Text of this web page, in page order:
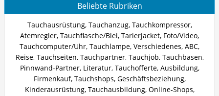
Beliebte Rubriken
Tauchausrüstung, Tauchanzug, Tauchkompressor,
Atemregler, Tauchflasche/Blei, Tarierjacket, Foto/Video,
Tauchcomputer/Uhr, Tauchlampe, Verschiedenes, ABC,
Reise, Tauchseiten, Tauchpartner, Tauchjob, Tauchbasen,
Pinnwand-Partner, Literatur, Tauchofferte, Ausbildung,
Firmenkauf, Tauchshops, Geschäftsbeziehung,
Kinderausrüstung, Tauchausbildung, Online-Shops,